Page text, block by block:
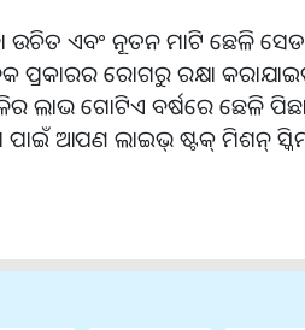
ଉଚିତ ଏବଂ ନୂତନ ମାଟି ଛେଳି
ପ୍ରକାରର ରୋଗରୁ ରକ୍ଷା
ଗୋଟିଏ ବର୍ଷରେ ଛେଳି ପିଛା
ପାଇଁ ଆପଣ ଲାଇଭ୍ ଷ୍ଟକ୍ ମିଶନ୍